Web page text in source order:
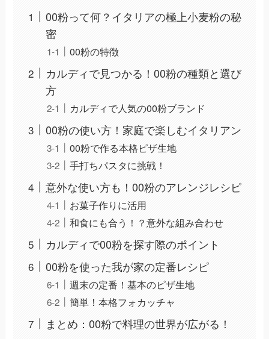
00粉って何？イタリアの極上小麦粉の秘
密
00粉の特徴
カルディで見つかる！00粉の種類と選び
方
カルディで人気の00粉ブランド
00粉の使い方！家庭で楽しむイタリアン
00粉で作る本格ピザ生地
手打ちパスタに挑戦！
意外な使い方も！00粉のアレンジレシピ
お菓子作りに活用
和食にも合う！？意外な組み合わせ
カルディで00粉を探す際のポイント
00粉を使った我が家の定番レシピ
週末の定番！基本のピザ生地
簡単！本格フォカッチャ
まとめ：00粉で料理の世界が広がる！